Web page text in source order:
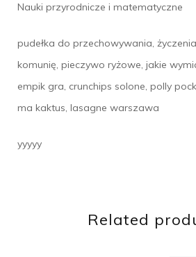
Nauki przyrodnicze i matematyczne
pudełka do przechowywania,
komunię, pieczywo ryżowe, jakie
empik gra, crunchips solone, polly
ma kaktus, lasagne warszawa
yyyyy
Related